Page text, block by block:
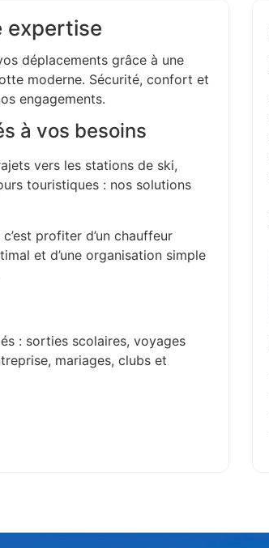
expertise
déplacements grâce à une
moderne. Sécurité, confort et
engagements.
à vos besoins
vers les stations de ski,
touristiques : nos solutions
profiter d’un chauffeur
et d’une organisation simple
: sorties scolaires, voyages
mariages, clubs et